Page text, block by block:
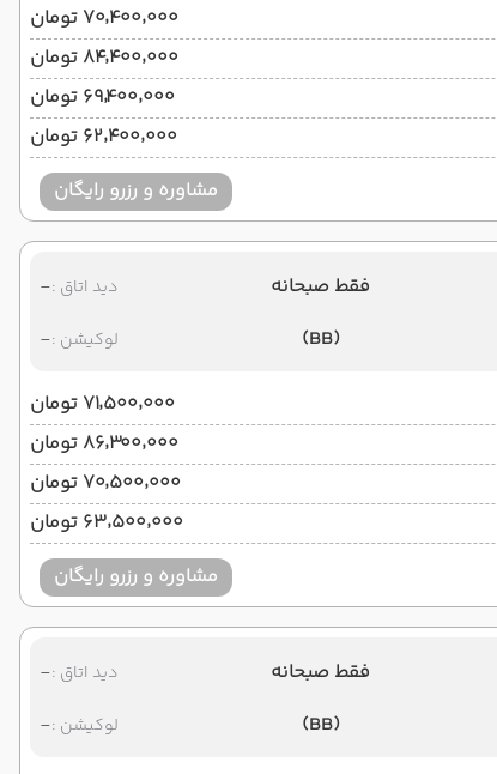
۷۰٬۴۰۰٬۰۰۰ تومان
۸۴٬۴۰۰٬۰۰۰ تومان
۶۹٬۴۰۰٬۰۰۰ تومان
۶۲٬۴۰۰٬۰۰۰ تومان
مشاوره و رزرو رایگان
فقط صبحانه
(BB)
دید اتاق :-
لوکیشن :-
۷۱٬۵۰۰٬۰۰۰ تومان
۸۶٬۳۰۰٬۰۰۰ تومان
۷۰٬۵۰۰٬۰۰۰ تومان
۶۳٬۵۰۰٬۰۰۰ تومان
مشاوره و رزرو رایگان
فقط صبحانه
(BB)
دید اتاق :-
لوکیشن :-